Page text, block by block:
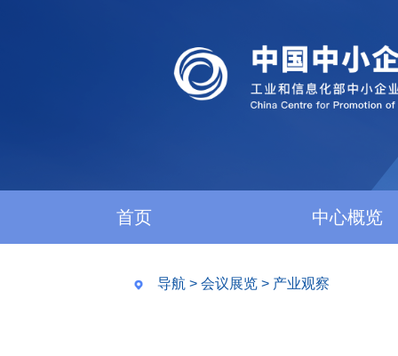
首页 中心概览
导航 > 会议展览 > 产业观察